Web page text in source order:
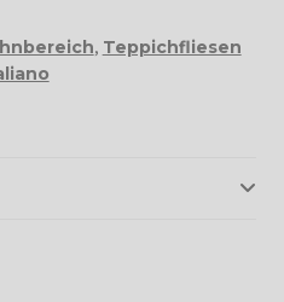
, Teppichfliesen